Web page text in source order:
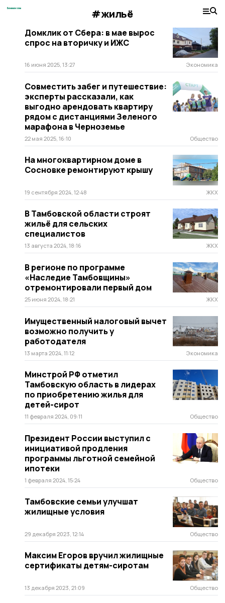
#жильё
Домклик от Сбера: в мае вырос
спрос на вторичку и ИЖС
16 июня 2025, 13:27 Экономика
Совместить забег и путешествие:
эксперты рассказали, как
выгодно арендовать квартиру
рядом с дистанциями Зеленого
марафона в Черноземье
22 мая 2025, 16:10 Общество
На многоквартирном доме в
Сосновке ремонтируют крышу
19 сентября 2024, 12:48 ЖКХ
В Тамбовской области строят
жильё для сельских
специалистов
13 августа 2024, 18:16 ЖКХ
В регионе по программе
«Наследие Тамбовщины»
отремонтировали первый дом
25 июня 2024, 18:21 ЖКХ
Имущественный налоговый вычет
возможно получить у
работодателя
13 марта 2024, 11:12 Экономика
Минстрой РФ отметил
Тамбовскую область в лидерах
по приобретению жилья для
детей-сирот
11 февраля 2024, 09:11 Общество
Президент России выступил с
инициативой продления
программы льготной семейной
ипотеки
1 февраля 2024, 15:24 Общество
Тамбовские семьи улучшат
жилищные условия
29 декабря 2023, 12:14 Общество
Максим Егоров вручил жилищные
сертификаты детям-сиротам
13 декабря 2023, 21:09 Общество